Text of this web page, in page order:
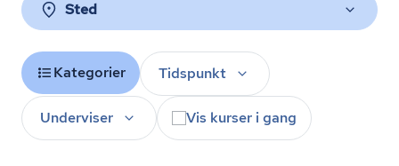
Sted
Kategorier Tidspunkt
Underviser Vis kurser i gang